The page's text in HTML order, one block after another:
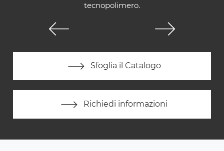
tecnopolimero.
Sfoglia il Catalogo
Richiedi informazioni